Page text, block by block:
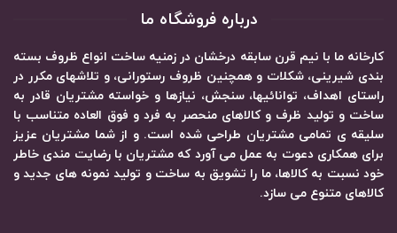
درباره فروشگاه ما
کارخانه ما با نیم قرن سابقه درخشان در زمنیه ساخت انواع ظروف بسته
بندی شیرینی، شکلات و همچنین ظروف رستورانی، و تلاشهای مکرر در
راستای اهداف، توانائیها، سنجش، نیازها و خواسته مشتریان قادر به
ساخت و تولید ظرف و کالاهای منحصر به فرد و فوق العاده متناسب با
سلیقه ی تمامی مشتریان طراحی شده است. و از شما مشتریان عزیز
برای همکاری دعوت به عمل می آورد که مشتریان با رضایت مندی خاطر
خود نسبت به کالاها، ما را تشویق به ساخت و تولید نمونه های جدید و
کالاهای متنوع می سازد.